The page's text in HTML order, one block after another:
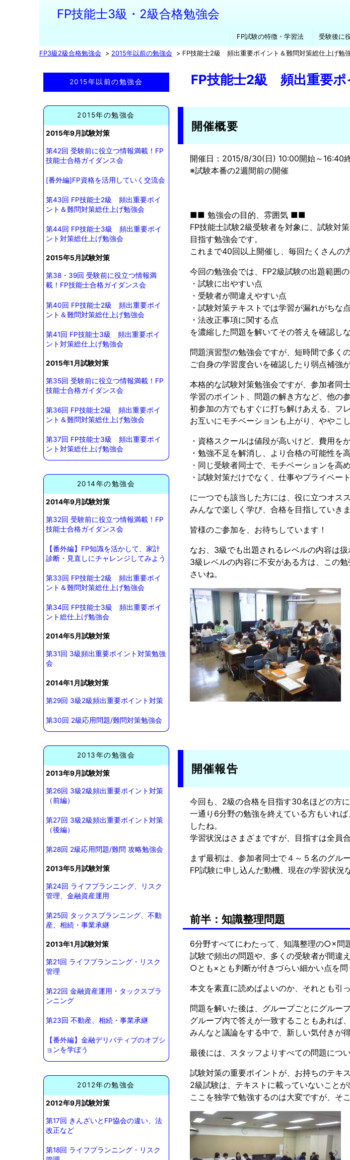
FP技能士3級・2級合格勉強会
FP試験の特徴・学習法 受験後に
FP3級2級合格勉強会 2015年以前の勉強会 FP技能士2級 頻出重要ポイント＆難問対策総仕上げ勉
2015年以前の勉強会
2015年の勉強会
2015年9月試験対策
第42回 受験前に役立つ情報満載！FP
技能士合格ガイダンス会
[番外編]FP資格を活用していく交流会
第43回 FP技能士2級 頻出重要ポイ
ント＆難問対策総仕上げ勉強会
第44回 FP技能士3級 頻出重要ポイ
ント対策総仕上げ勉強会
2015年5月試験対策
第38・39回 受験前に役立つ情報満
載！FP技能士合格ガイダンス会
第40回 FP技能士2級 頻出重要ポイ
ント＆難問対策総仕上げ勉強会
第41回 FP技能士3級 頻出重要ポイ
ント対策総仕上げ勉強会
2015年1月試験対策
第35回 受験前に役立つ情報満載！FP
技能士合格ガイダンス会
第36回 FP技能士2級 頻出重要ポイ
ント＆難問対策総仕上げ勉強会
第37回 FP技能士3級 頻出重要ポイ
ント対策総仕上げ勉強会
2014年の勉強会
2014年9月試験対策
第32回 受験前に役立つ情報満載！FP
技能士合格ガイダンス会
【番外編】FP知識を活かして、家計
診断・見直しにチャレンジしてみよう
第33回 FP技能士2級 頻出重要ポイ
ント＆難問対策総仕上げ勉強会
第34回 FP技能士3級 頻出重要ポイ
ント総仕上げ勉強会
2014年5月試験対策
第31回 3級頻出重要ポイント対策勉強
会
2014年1月試験対策
第29回 3級2級頻出重要ポイント対策
第30回 2級応用問題/難問対策勉強会
2013年の勉強会
2013年9月試験対策
第26回 3級2級頻出重要ポイント対策
（前編）
第27回 3級2級頻出重要ポイント対策
（後編）
第28回 2級応用問題/難問 攻略勉強会
2013年5月試験対策
第24回 ライフプランニング、リスク
管理、金融資産運用
第25回 タックスプランニング、不動
産、相続・事業承継
2013年1月試験対策
第21回 ライフプランニング・リスク
管理
第22回 金融資産運用・タックスプラ
ンニング
第23回 不動産、相続・事業承継
【番外編】金融デリバティブのオプシ
ョンを学ぼう
2012年の勉強会
2012年9月試験対策
第17回 きんざいとFP協会の違い、法
改正など
第18回 ライフプランニング・リスク
FP技能士2級 頻出重要ポ
開催概要
開催日：2015/8/30(日) 10:00開始～16:40
※試験本番の2週間前の開催
■■ 勉強会の目的、雰囲気 ■■
FP技能士試験2級受験者を対象に、試験対
目指す勉強会です。
これまで40回以上開催し、毎回たくさんの
今回の勉強会では、FP2級試験の出題範囲の
・試験に出やすい点
・受験者が間違えやすい点
・試験対策テキストでは学習が漏れがちな点
・法改正事項に関する点
を濃縮した問題を解いてその答えを確認し
問題演習型の勉強会ですが、短時間で多く
ご自身の学習度合いを確認したり弱点補強
本格的な試験対策勉強会ですが、参加者同
学習のポイント、問題の解き方など、他の
初参加の方でもすぐに打ち解けあえる、フ
お互いにモチベーションも上がり、ややこ
・資格スクールは値段が高いけど、費用を
・勉強不足を解消し、より合格の可能性を
・同じ受験者同士で、モチベーションを高
・試験対策だけでなく、仕事やプライベー
に一つでも該当した方には、役に立つオス
みんなで楽しく学び、合格を目指していき
皆様のご参加を、お待ちしています！
なお、3級でも出題されるレベルの内容は
3級レベルの内容に不安がある方は、この
さいね。
開催報告
今回も、2級の合格を目指す30名ほどの方
一通り6分野の勉強を終えている方もいれ
したね。
学習状況はさまざまですが、目指すは全員
まず最初は、参加者同士で４～５名のグル
FP試験に申し込んだ動機、現在の学習状況
前半：知識整理問題
6分野すべてにわたって、知識整理の○×問
試験で頻出の問題や、多くの受験者が間違
○とも×とも判断が付きづらい細かい点を問
本文を素直に読めばよいのか、それとも引
問題を解いた後は、グループごとにグルー
グループ内で答えが一致することもあれば
みんなと議論をする中で、新しい気付きが
最後には、スタッフよりすべての問題につ
試験対策の重要ポイントが、お持ちのテキ
2級試験は、テキストに載っていないことが
ここを独学で勉強するのは大変ですが、そ